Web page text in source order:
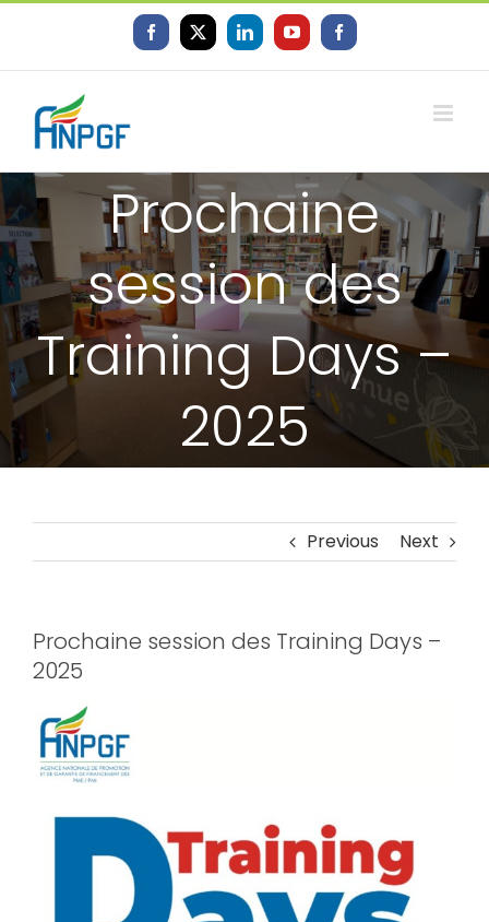
content
Facebook
X LinkedInYouTubeFacebook
Prochaine
session des
Training Days –
2025
Previous Next
Prochaine session des Training Days –
2025
View
Larger
Image